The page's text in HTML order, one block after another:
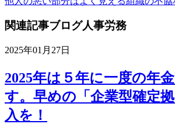
関連記事ブログ人事労務
2025年01月27日
2025年は５年に一度の年
す。早めの「企業型確定
入を！